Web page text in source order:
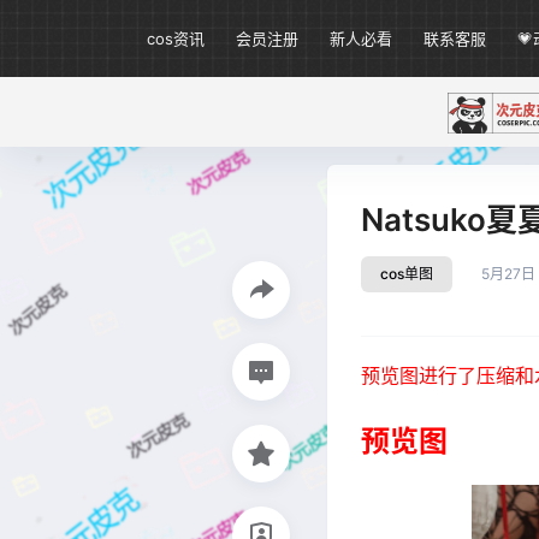
cos资讯 会员注册 新人必看 联系客服 💗
Natsuko夏
cos单图 5月27日
预览图进行了压缩
预览图